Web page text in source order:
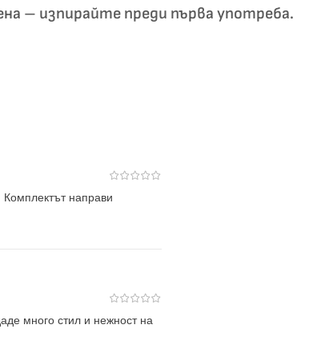
– изпирайте преди първа употреба.
Комплектът направи
много стил и нежност на